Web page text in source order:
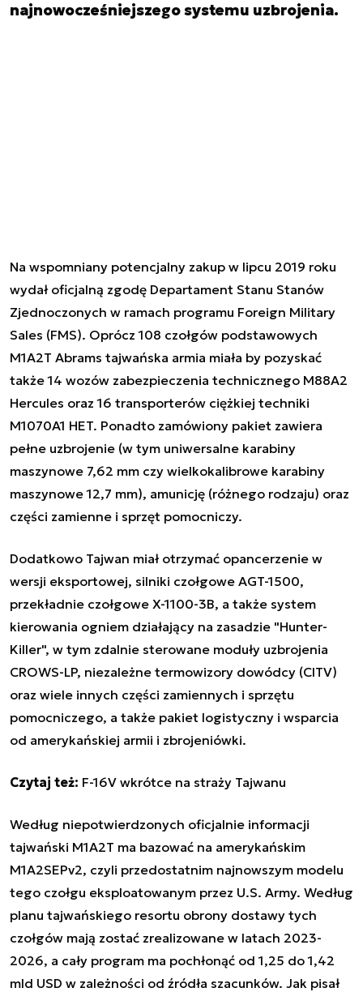
najnowocześniejszego systemu uzbrojenia.
Na wspomniany potencjalny zakup w lipcu 2019 roku
wydał oficjalną zgodę Departament Stanu Stanów
Zjednoczonych w ramach programu Foreign Military
Sales (FMS). Oprócz108 czołgów podstawowych
M1A2T Abrams tajwańska armia miała by pozyskać
także 14 wozów zabezpieczenia technicznego M88A2
Hercules oraz 16 transporterów ciężkiej techniki
M1070A1 HET. Ponadto zamówiony pakiet zawiera
pełne uzbrojenie (w tym uniwersalne karabiny
maszynowe 7,62 mm czy wielkokalibrowe karabiny
maszynowe 12,7 mm), amunicję (różnego rodzaju) oraz
części zamienne i sprzęt pomocniczy.
Dodatkowo Tajwan miał otrzymać opancerzenie w
wersji eksportowej, silniki czołgowe AGT-1500,
przekładnie czołgowe X-1100-3B, a także system
kierowania ogniem działający na zasadzie "Hunter-
Killer", w tym zdalnie sterowane moduły uzbrojenia
CROWS-LP, niezależne termowizory dowódcy (CITV)
oraz wiele innych części zamiennych i sprzętu
pomocniczego, a także pakiet logistyczny i wsparcia
od amerykańskiej armii i zbrojeniówki.
Czytaj też: F-16V wkrótce na straży Tajwanu
Według niepotwierdzonych oficjalnie informacji
tajwański M1A2T ma bazować na amerykańskim
M1A2SEPv2, czyli przedostatnim najnowszym modelu
tego czołgu eksploatowanym przez U.S. Army. Według
planu tajwańskiego resortu obrony dostawy tych
czołgów mają zostać zrealizowane w latach 2023-
2026, a cały program ma pochłonąć od 1,25 do 1,42
mld USD w zależności od źródła szacunków. Jak pisał